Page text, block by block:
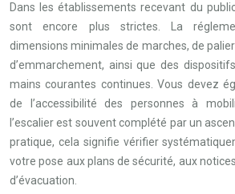
Dans les établissements recevant du
sont encore plus strictes. La
dimensions minimales de marches, de
d’emmarchement, ainsi que des
mains courantes continues. Vous devez
de l’accessibilité des personnes à
l’escalier est souvent complété par un
pratique, cela signifie vérifier
votre pose aux plans de sécurité, aux
d’évacuation.